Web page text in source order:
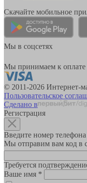
Скачайте мобильное
Мы в соцсетях
Мы принимаем к оплате
© 2011-2026 Интернет-
Пользовательское
Сделано в
Регистрация
Введите номер телефона
Мы отправим вам код в
Требуется
Ваше имя *